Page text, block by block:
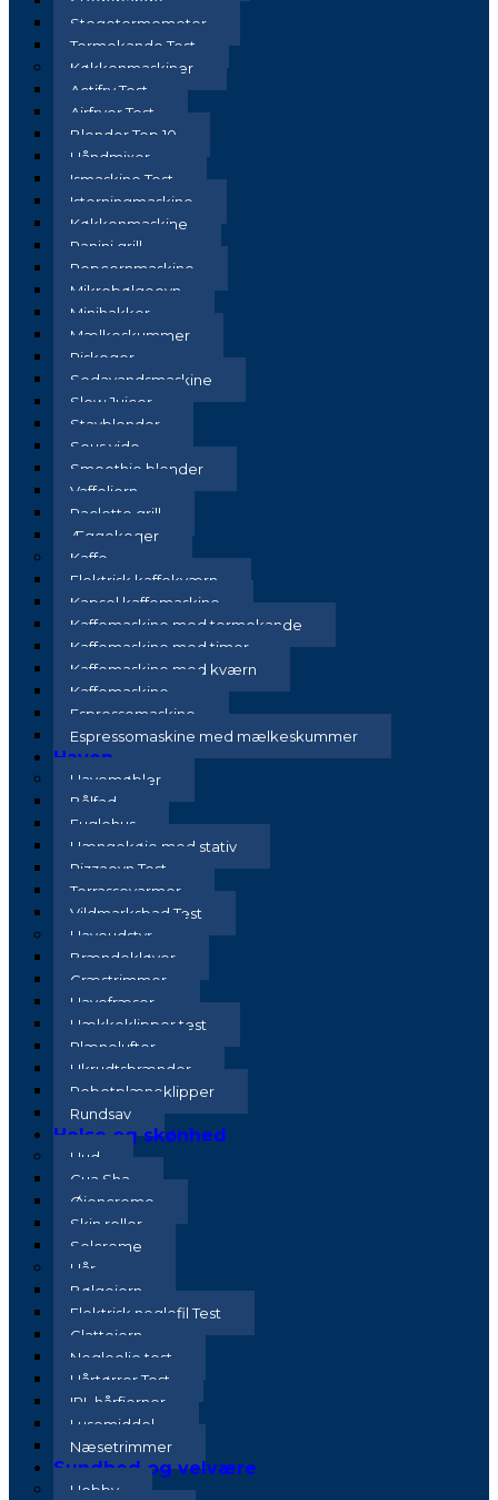
Stegetermometer
Termokande Test
Køkkenmaskiner
Actifry Test
Airfryer Test
Blender Top 10
Håndmixer
Ismaskine Test
Isterningmaskine
Køkkenmaskine
Panini grill
Popcornmaskine
Mikrobølgeovn
Minihakker
Mælkeskummer
Riskoger
Sodavandsmaskine
Slow Juicer
Stavblender
Sous vide
Smoothie blender
Vaffeljern
Raclette grill
Æggekoger
Kaffe
Elektrisk kaffekværn
Kapsel kaffemaskine
Kaffemaskine med termokande
Kaffemaskine med timer
Kaffemaskine med kværn
Kaffemaskine
Espressomaskine
Espressomaskine med mælkeskummer
Haven
Havemøbler
Bålfad
Fuglehus
Hængekøje med stativ
Pizzaovn Test
Terrassevarmer
Vildmarksbad Test
Haveudstyr
Brændekløver
Græstrimmer
Havefræser
Hækkeklipper test
Plænelufter
Ukrudtsbrænder
Robotplæneklipper
Rundsav
Helse og skønhed
Hud
Gua Sha
Øjencreme
Skin roller
Solcreme
Hår
Bølgejern
Elektrisk neglefil Test
Glattejern
Negleolie test
Hårtørrer Test
IPL hårfjerner
Lusemiddel
Næsetrimmer
Sundhed og velvære
Hobby